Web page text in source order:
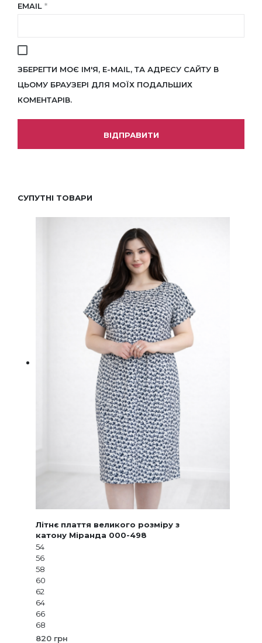
EMAIL *
ЗБЕРЕГТИ МОЄ ІМ'Я, E-MAIL, ТА АДРЕСУ САЙТУ В
ЦЬОМУ БРАУЗЕРІ ДЛЯ МОЇХ ПОДАЛЬШИХ
КОМЕНТАРІВ.
СУПУТНІ ТОВАРИ
Літнє плаття великого розміру з
катону Міранда 000-498
54
56
58
60
62
64
66
68
820 грн